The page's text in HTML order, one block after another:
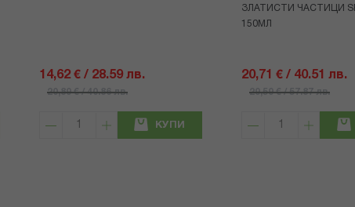
14,62 € / 28.59 лв.
20,89 € / 40.86 лв.
КУПИ
ЗЛАТИСТИ ЧАСТИЦИ
150МЛ
20,71 € / 40.51 лв.
29,59 € / 57.87 лв.